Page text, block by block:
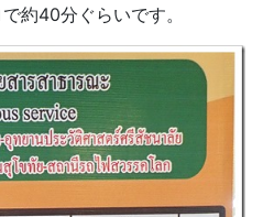
約40分ぐらいです。